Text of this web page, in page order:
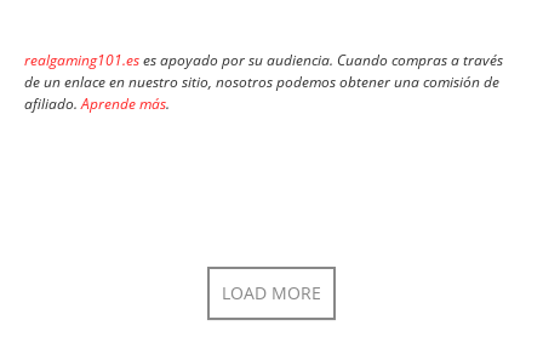
realgaming101.eses apoyado por su audiencia. Cuando compras a través
de un enlace en nuestro sitio, nosotros podemos obtener una comisión de
afiliado.Aprende más.
LOAD MORE